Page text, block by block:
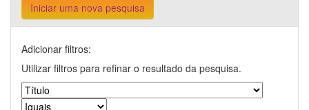
Iniciar uma nova pesquisa
Adicionar filtros:
Utilizar filtros para refinar o resultado da pesquisa.